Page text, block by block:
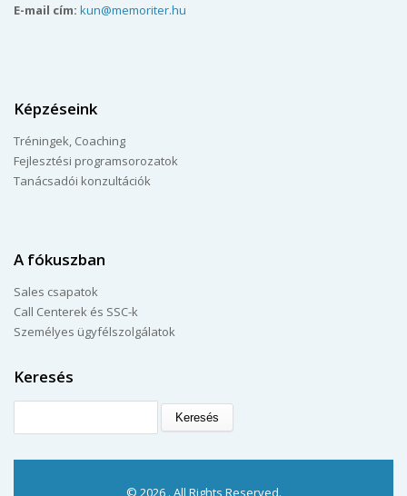
E-mail cím: kun@memoriter.hu
Képzéseink
Tréningek, Coaching
Fejlesztési programsorozatok
Tanácsadói konzultációk
A fókuszban
Sales csapatok
Call Centerek és SSC-k
Személyes ügyfélszolgálatok
Keresés
© 2026 . All Rights Reserved.